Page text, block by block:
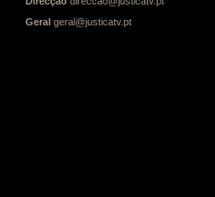
Geral geral@justicatv.pt